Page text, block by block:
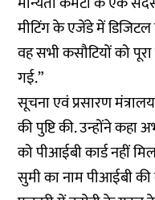
मीटिंग के एजेंडे में डिजिटल
वह सभी कसौटियों को
गई.”
सूचना एवं प्रसारण
की पुष्टि की. उन्होंने कहा
को पीआईबी कार्ड नहीं
सुमी का नाम पीआईबी की